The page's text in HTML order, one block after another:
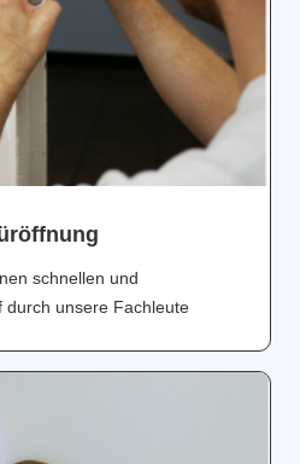
schnellen und
durch unsere Fachleute